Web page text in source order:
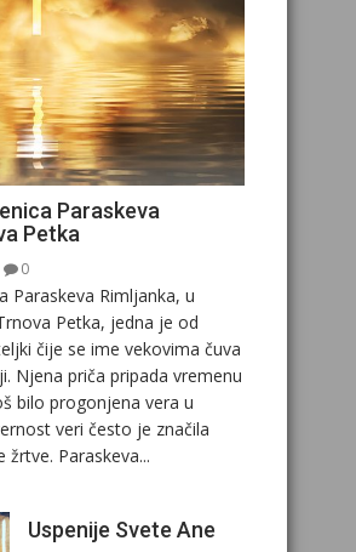
Paraskeva
Petka
0
Paraskeva Rimljanka, u
Petka, jedna je od
čije se ime vekovima čuva
Njena priča pripada vremenu
bilo progonjena vera u
veri često je značila
Paraskeva...
Uspenije Svete Ane